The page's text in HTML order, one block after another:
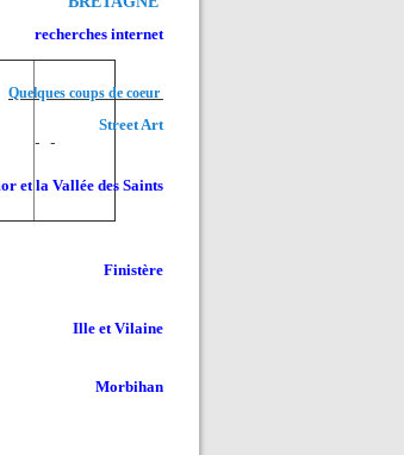
- -
recherches internet
Quelques coups de coeur
Street Art
et la Vallée des Saints
Finistère
Ille et Vilaine
Morbihan